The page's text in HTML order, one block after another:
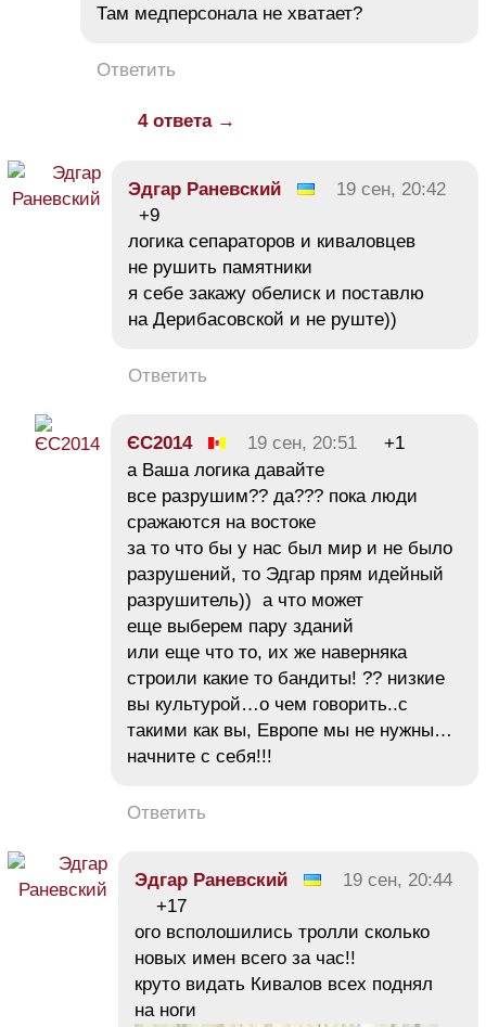
Там медперсонала не хватает?
Ответить
4 ответа →
Эдгар Раневский
19 сен, 20:42
+9
логика сепараторов и киваловцев
не рушить памятники
я себе закажу обелиск и поставлю
на Дерибасовской и не руште))
Ответить
ЄС2014 19 сен, 20:51
+1
а Ваша логика давайте
все разрушим?? да??? пока люди
сражаются на востоке
за то что бы у нас был мир и не было
разрушений, то Эдгар прям идейный
разрушитель)) а что может
еще выберем пару зданий
или еще что то, их же наверняка
строили какие то бандиты! ?? низкие
вы культурой…о чем говорить..с
такими как вы, Европе мы не нужны…
начните с себя!!!
Ответить
Эдгар Раневский
19 сен, 20:44
+17
ого всполошились тролли сколько
новых имен всего за час!!
круто видать Кивалов всех поднял
на ноги